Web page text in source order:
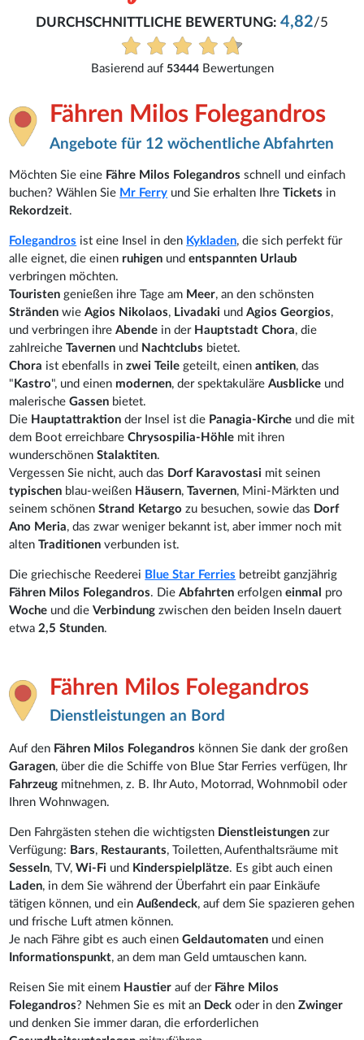
DURCHSCHNITTLICHE BEWERTUNG:4,82/5
Basierend auf 53444Bewertungen
Fähren Milos Folegandros
Angebote für 12 wöchentliche Abfahrten
Möchten Sie eine Fähre Milos Folegandros schnell und einfach
buchen? Wählen Sie Mr Ferry und Sie erhalten IhreTickets in
Rekordzeit.
Folegandros ist eine Insel in den Kykladen, die sich perfekt für
alle eignet, die einen ruhigen undentspannten Urlaub
verbringen möchten.
Touristengenießen ihre Tage am Meer, an den schönsten
SträndenwieAgios Nikolaos, Livadaki undAgios Georgios,
und verbringen ihreAbende in der Hauptstadt Chora, die
zahlreicheTavernen und Nachtclubs bietet.
Chora ist ebenfalls inzwei Teile geteilt, einenantiken, das
"Kastro", und einen modernen, der spektakuläreAusblicke und
malerischeGassen bietet.
Die Hauptattraktionder Insel ist die Panagia-Kirche und die mit
dem Boot erreichbareChrysospilia-Höhle mit ihren
wunderschönenStalaktiten.
Vergessen Sie nicht, auch das Dorf Karavostasi mit seinen
typischen blau-weißen Häusern,Tavernen, Mini-Märkten und
seinem schönenStrand Ketargozu besuchen, sowie das Dorf
Ano Meria, das zwar weniger bekannt ist, aber immer noch mit
altenTraditionenverbunden ist.
Die griechische Reederei Blue Star Ferries betreibt ganzjährig
Fähren Milos Folegandros. DieAbfahrtenerfolgeneinmal pro
Woche und dieVerbindungzwischen den beiden Inseln dauert
etwa 2,5 Stunden.
Fähren Milos Folegandros
Dienstleistungen an Bord
Auf den Fähren Milos Folegandros können Sie dank der großen
Garagen, über die die Schiffe von Blue Star Ferries verfügen, Ihr
Fahrzeug mitnehmen, z. B. Ihr Auto, Motorrad, Wohnmobil oder
Ihren Wohnwagen.
Den Fahrgästen stehen die wichtigsten Dienstleistungenzur
Verfügung: Bars, Restaurants, Toiletten, Aufenthaltsräume mit
Sesseln, TV,Wi-Fi und Kinderspielplätze. Es gibt auch einen
Laden, in dem Sie während der Überfahrt ein paar Einkäufe
tätigen können, und einAußendeck, auf dem Sie spazieren gehen
und frische Luft atmen können.
Je nach Fähre gibt es auch einenGeldautomaten und einen
Informationspunkt, an dem man Geld umtauschen kann.
Reisen Sie mit einem Haustierauf der Fähre Milos
Folegandros? Nehmen Sie es mit an Deckoder in denZwinger
und denken Sie immer daran, die erforderlichen